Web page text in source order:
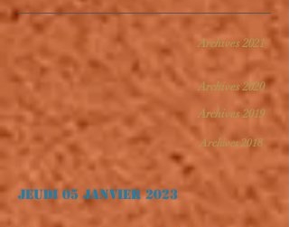
Archives 2021
Archives 2020
Archives 2019
Archives 2018
Jeudi 05 janvier 2023